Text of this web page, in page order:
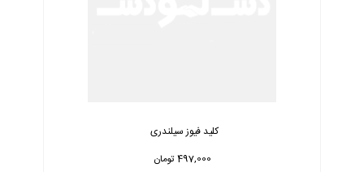
کلید فیوز سیلندری
497,000 تومان